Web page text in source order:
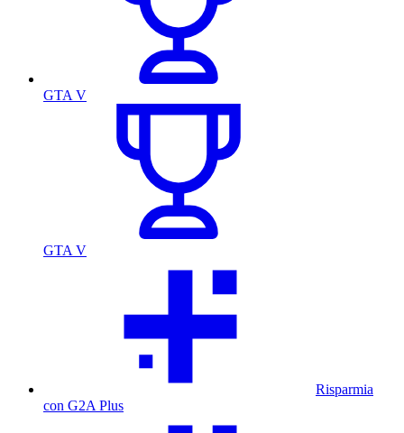
GTA V
GTA V
Risparmia
con G2A Plus